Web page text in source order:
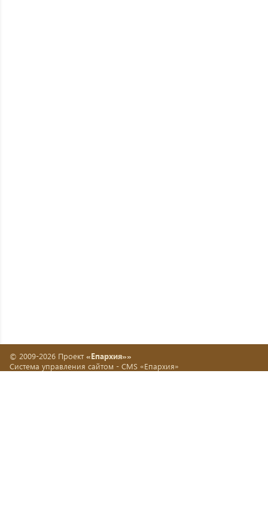
© 2009-2026 Проект «Епархия»»
Система управления сайтом - CMS «Епархия»